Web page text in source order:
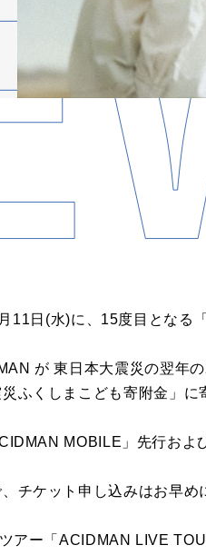
11日(水)に、15度目となる
が 東日本大震災の翌年
ふくしまこども寄附金」に
MOBILE」先行およ
チケット申し込みはお早め
アー「ACIDMAN LIVE